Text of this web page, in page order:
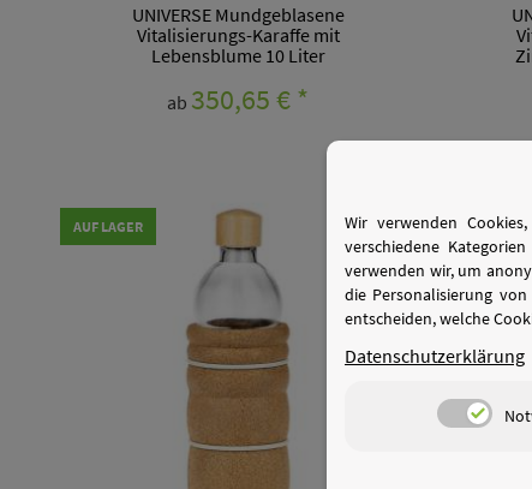
UNIVERSE Mundgeblasene
Vitalisierungs-Karaffe mit
Lebensblume 10 Liter
ab 350,65 €*
AUF LAGER
Wir verwenden
verschiedene
verwenden wir, um
die Personalisierung
entscheiden, welche
Datenschutzerklärung